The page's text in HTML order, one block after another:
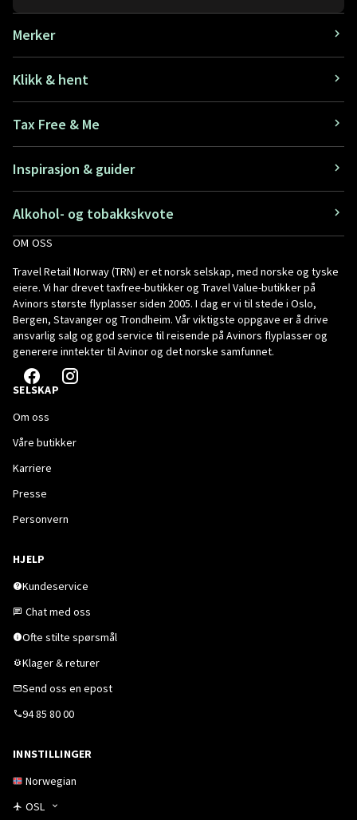
Merker
Klikk & hent
Tax Free & Me
Inspirasjon & guider
Alkohol- og tobakkskvote
OM OSS
Travel Retail Norway (TRN) er et norsk selskap, med norske og tyske
eiere. Vi har drevet taxfree-butikker og Travel Value-butikker på
Avinors største flyplasser siden 2005. I dag er vi til stede i Oslo,
Bergen, Stavanger og Trondheim. Vår viktigste oppgave er å drive
ansvarlig salg og god service til reisende på Avinors flyplasser og
generere inntekter til Avinor og det norske samfunnet.
SELSKAP
Om oss
Våre butikker
Karriere
Presse
Personvern
HJELP
Kundeservice
Chat med oss
Ofte stilte spørsmål
Klager & returer
Send oss en epost
94 85 80 00
INNSTILLINGER
Norwegian
OSL